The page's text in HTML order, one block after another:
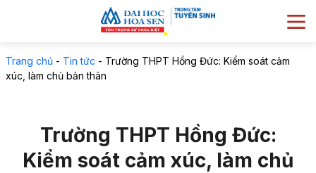
Trang chủ - Tin tức - Trường THPT Hồng Đức: Kiểm soát cảm
xúc, làm chủ bản thân
Trường THPT Hồng Đức:
Kiểm soát cảm xúc, làm chủ